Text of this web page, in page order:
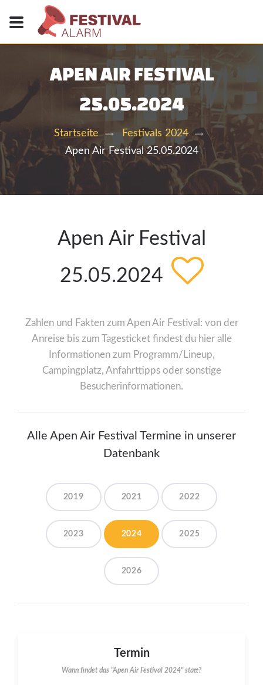
APEN AIR FESTIVAL
25.05.2024
Startseite
Festivals 2024
Apen Air Festival 25.05.2024
Apen Air Festival
25.05.2024
Zahlen und Fakten zum Apen Air Festival: von der
Anreise bis zum Tagesticket findest du hier alle
Informationen zum Programm/Lineup,
Campingplatz, Anfahrttipps oder sonstige
Besucherinformationen.
Alle Apen Air Festival Termine in unserer
Datenbank
2019 2021 2022
2023 2024 2025
2026
Termin
Wann findet das "Apen Air Festival 2024" statt?